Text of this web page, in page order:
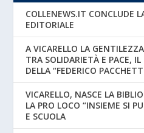
COLLENEWS.IT CONCLUDE
EDITORIALE
A VICARELLO LA
TRA SOLIDARIETÀ E PACE,
DELLA “FEDERICO
VICARELLO, NASCE LA
LA PRO LOCO “INSIEME SI
E SCUOLA